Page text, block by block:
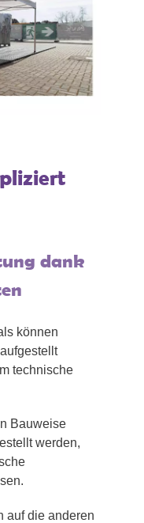
dank
können
technische
Bauweise
werden,
auf die anderen